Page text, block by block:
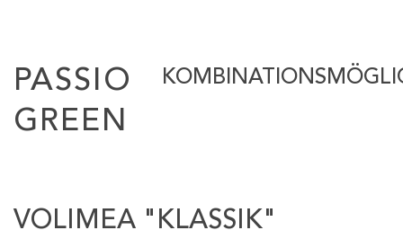
PASSIO
GREEN
VOLIMEA "KLASSIK"